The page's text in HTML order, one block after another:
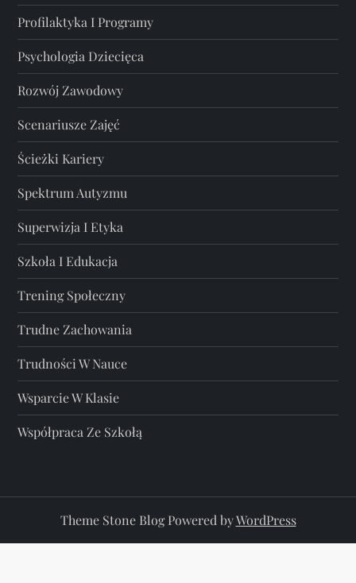
Profilaktyka I Programy
Psychologia Dziecięca
Rozwój Zawodowy
Scenariusze Zajęć
Ścieżki Kariery
Spektrum Autyzmu
Superwizja I Etyka
Szkoła I Edukacja
Trening Społeczny
Trudne Zachowania
Trudności W Nauce
Wsparcie W Klasie
Współpraca Ze Szkołą
Theme Stone Blog Powered byWordPress